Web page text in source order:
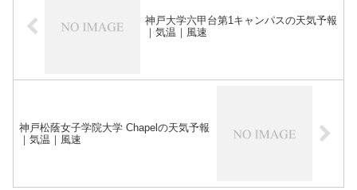
神戸大学六甲台第1キャンパスの天気予報
｜気温｜風速
神戸松蔭女子学院大学 Chapelの天気予報
｜気温｜風速